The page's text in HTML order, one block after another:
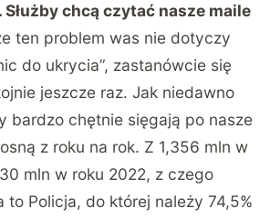
chcą czytać nasze maile
ten problem was nie dotyczy
do ukrycia”, zastanówcie się
jeszcze raz. Jak niedawno
bardzo chętnie sięgają po nasze
z roku na rok. Z 1,356 mln w
mln w roku 2022, z czego
to Policja, do której należy 74,5%